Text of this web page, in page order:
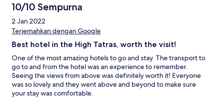
10/10 Sempurna
2 Jan 2022
Terjemahkan dengan Google
Best hotel in the High Tatras, worth the visit!
One of the most amazing hotels to go and stay. The transport to
go to and from the hotel was an experience to remember.
Seeing the views from above was definitely worth it! Everyone
was so lovely and they went above and beyond to make sure
your stay was comfortable.